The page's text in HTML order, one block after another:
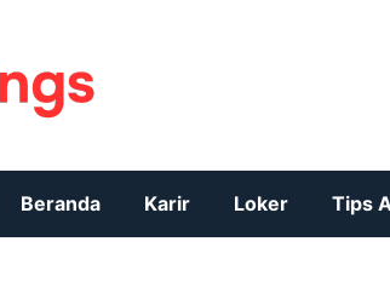
Beranda Karir Loker Tips